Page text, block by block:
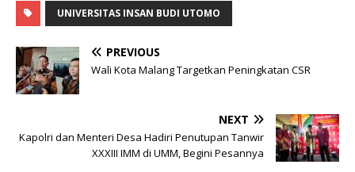
UNIVERSITAS INSAN BUDI UTOMO
PREVIOUS
Wali Kota Malang Targetkan Peningkatan CSR
NEXT
Kapolri dan Menteri Desa Hadiri Penutupan Tanwir
XXXIII IMM di UMM, Begini Pesannya